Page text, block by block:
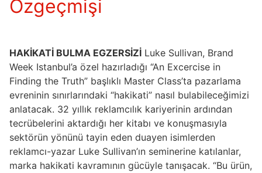
Özgeçmişi
HAKİKATİ BULMA EGZERSİZİ Luke Sullivan, Brand
Week Istanbul’a özel hazırladığı “An Excercise in
Finding the Truth” başlıklı Master Class’ta pazarlama
evreninin sınırlarındaki “hakikati” nasıl bulabileceğimizi
anlatacak. 32 yıllık reklamcılık kariyerinin ardından
tecrübelerini aktardığı her kitabı ve konuşmasıyla
sektörün yönünü tayin eden duayen isimlerden
reklamcı-yazar Luke Sullivan’ın seminerine katılanlar,
marka hakikati kavramının gücüyle tanışacak. “Bu ürün,